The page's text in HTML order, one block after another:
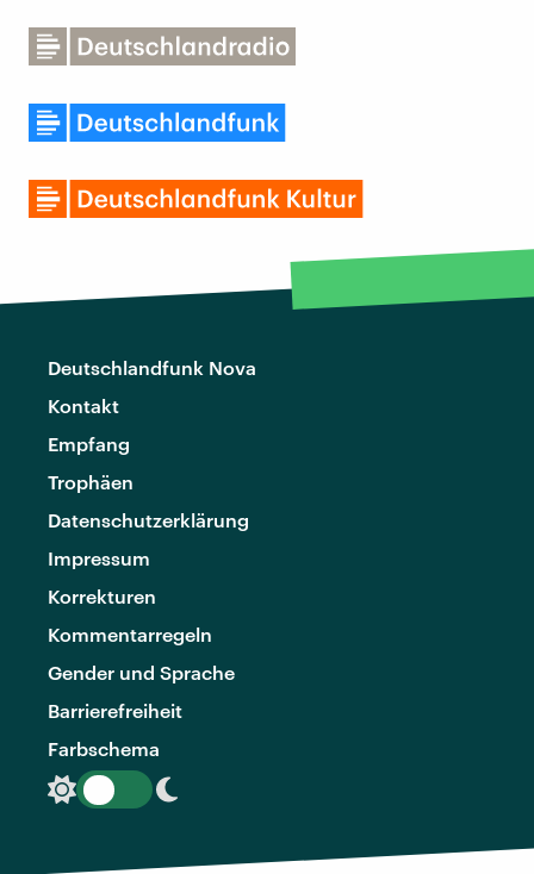
Deutschlandfunk Nova
Kontakt
Empfang
Trophäen
Datenschutzerklärung
Impressum
Korrekturen
Kommentarregeln
Gender und Sprache
Barrierefreiheit
Farbschema